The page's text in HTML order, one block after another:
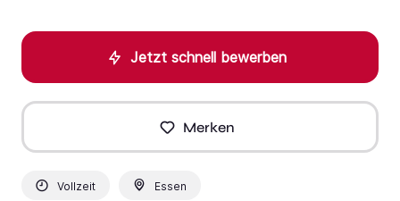
Jetzt schnell bewerben
Merken
Vollzeit Essen